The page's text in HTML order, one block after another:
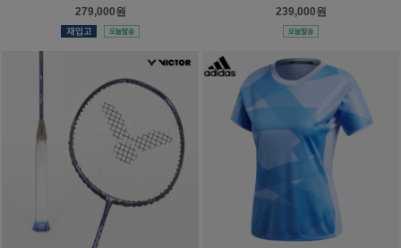
279,000원
239,000원